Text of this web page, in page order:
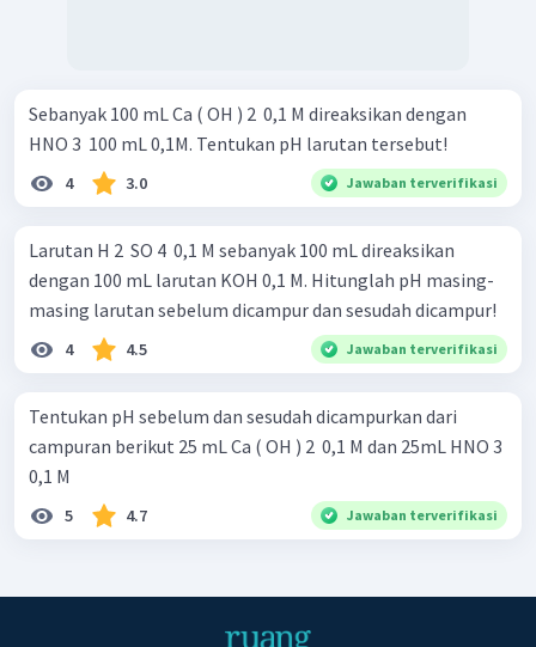
Sebanyak 100 mL Ca ( OH ) 2 ​ 0,1 M direaksikan dengan
HNO 3 ​ 100 mL 0,1M. Tentukan pH larutan tersebut!
4 3.0 Jawaban terverifikasi
Larutan H 2 ​ SO 4 ​ 0,1 M sebanyak 100 mL direaksikan
dengan 100 mL larutan KOH 0,1 M. Hitunglah pH masing-
masing larutan sebelum dicampur dan sesudah dicampur!
4 4.5 Jawaban terverifikasi
Tentukan pH sebelum dan sesudah dicampurkan dari
campuran berikut 25 mL Ca ( OH ) 2 ​ 0,1 M dan 25mL HNO 3 ​
0,1 M
5 4.7 Jawaban terverifikasi